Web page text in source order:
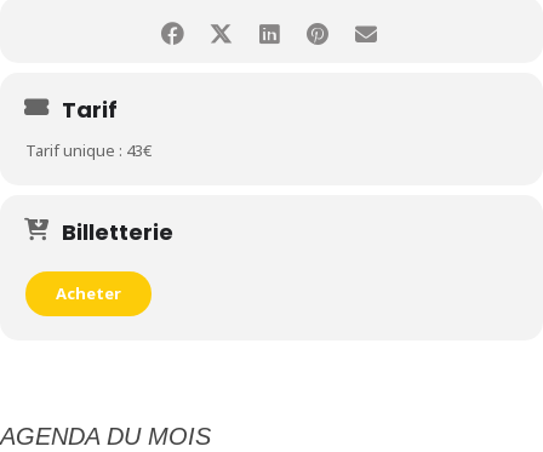
Tarif
Tarif unique : 43€
Billetterie
Acheter
AGENDA DU MOIS